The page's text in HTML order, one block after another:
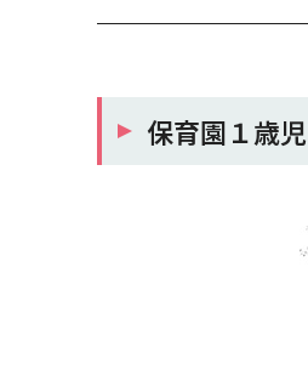
保育園１歳